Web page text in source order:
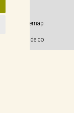
Sitemap
© 2026 Weidelco